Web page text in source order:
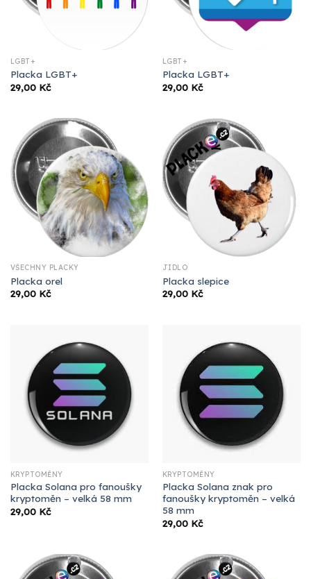
LGBT+
Placka LGBT+
29,00 Kč
LGBT+
Placka LGBT+
29,00 Kč
VŠECHNY PLACKY
Placka orel
29,00 Kč
JÍDLO
Placka slepice
29,00 Kč
KRYPTOMĚNY
Placka Solana pro fanoušky
kryptoměn – velká 58 mm
29,00 Kč
KRYPTOMĚNY
Placka Solana znak pro
fanoušky kryptoměn – velká
58 mm
29,00 Kč